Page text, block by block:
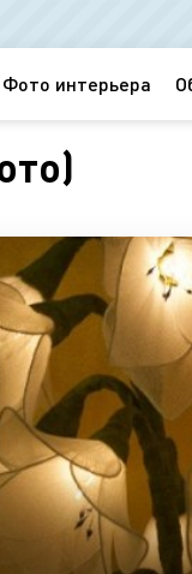
Фото интерьера